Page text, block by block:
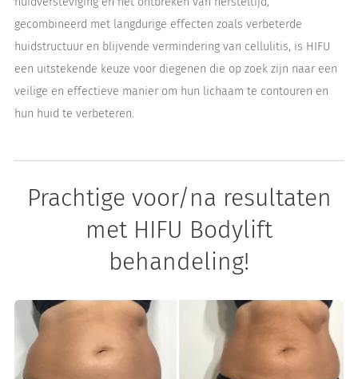
gecombineerd met langdurige effecten zoals verbeterde
huidstructuur en blijvende vermindering van cellulitis, is HIFU
een uitstekende keuze voor diegenen die op zoek zijn naar een
veilige en effectieve manier om hun lichaam te contouren en
hun huid te verbeteren.
Prachtige voor/na resultaten
met HIFU Bodylift
behandeling!